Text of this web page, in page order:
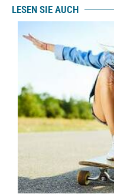
LESEN SIE AUCH